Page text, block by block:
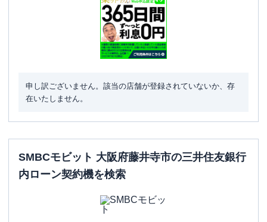
申し訳ございません。該当の店舗が登録されていないか、存
在いたしません。
SMBCモビット 大阪府藤井寺市の三井住友銀行
内ローン契約機を検索